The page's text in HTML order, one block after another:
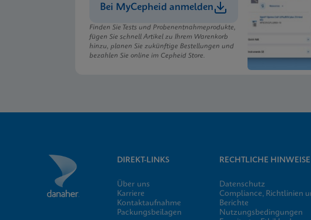
Bei MyCepheid anmelden
Finden Sie Tests und Probenentnahmeprodukte,
fügen Sie schnell Artikel zu Ihrem Warenkorb
hinzu, planen Sie zukünftige Bestellungen und
bezahlen Sie online im Cepheid Store.
DIREKT-LINKS
Über uns
Karriere
Kontaktaufnahme
Packungsbeilagen
RECHTLICHE HINWEISE
Datenschutz
Compliance, Richtlinien
Berichte
Nutzungsbedingungen